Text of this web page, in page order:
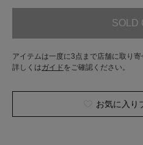
SOLD
アイテムは一度に3点まで店舗に取り寄
詳しくはガイド をご確認ください。
お気に入り